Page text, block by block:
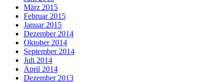
März 2015
Februar 2015
Januar 2015
Dezember 2014
Oktober 2014
September 2014
Juli 2014
April 2014
Dezember 2013